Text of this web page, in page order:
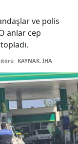
ve polis
anlar cep
KAYNAK: İHA